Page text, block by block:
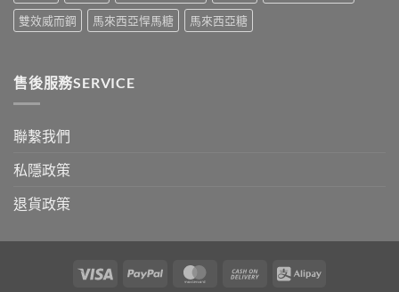
雙效威而鋼
馬來西亞悍馬糖 馬來西亞糖
售後服務SERVICE
聯繫我們
私隱政策
退貨政策
Visa PayPal MasterCardCash
Alipay